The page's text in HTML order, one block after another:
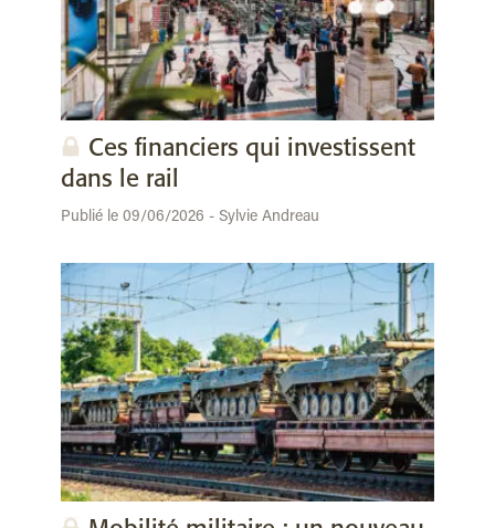
Ces financiers qui investissent
dans le rail
Publié le 09/06/2026 - Sylvie Andreau